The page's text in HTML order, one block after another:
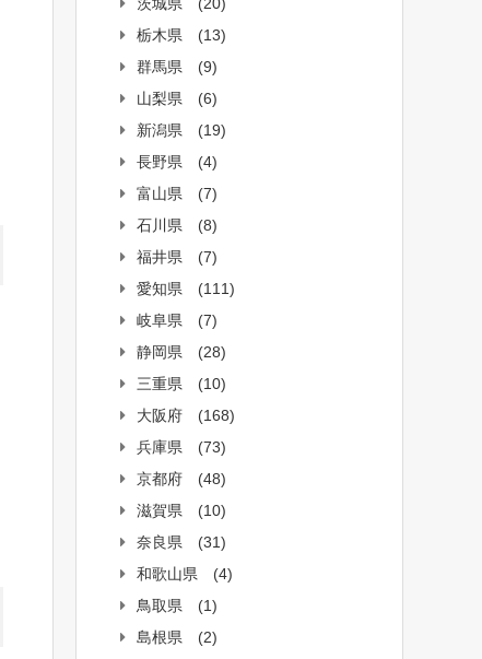
栃木県
(13)
群馬県
(9)
山梨県
(6)
新潟県
(19)
長野県
(4)
富山県
(7)
石川県
(8)
福井県
(7)
愛知県
(111)
岐阜県
(7)
静岡県
(28)
三重県
(10)
大阪府
(168)
兵庫県
(73)
京都府
(48)
滋賀県
(10)
奈良県
(31)
和歌山県
(4)
鳥取県
(1)
島根県
(2)